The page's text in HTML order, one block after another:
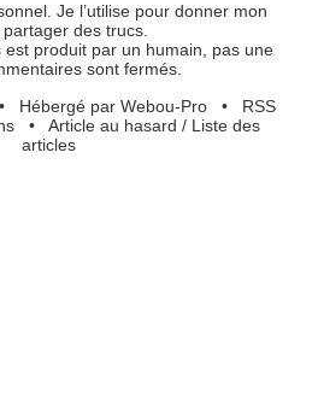
Je l’utilise pour donner mon
des trucs.
produit par un humain, pas une
sont fermés.
Hébergé par Webou-Pro• RSS
• Article au hasard / Liste des
articles